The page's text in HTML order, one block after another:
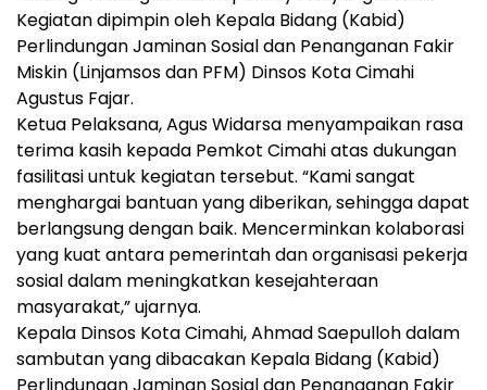
Kegiatan dipimpin oleh Kepala Bidang (Kabid)
Perlindungan Jaminan Sosial dan Penanganan Fakir
Miskin (Linjamsos dan PFM) Dinsos Kota Cimahi
Agustus Fajar.
Ketua Pelaksana, Agus Widarsa menyampaikan rasa
terima kasih kepada Pemkot Cimahi atas dukungan
fasilitasi untuk kegiatan tersebut. “Kami sangat
menghargai bantuan yang diberikan, sehingga dapat
berlangsung dengan baik. Mencerminkan kolaborasi
yang kuat antara pemerintah dan organisasi pekerja
sosial dalam meningkatkan kesejahteraan
masyarakat,” ujarnya.
Kepala Dinsos Kota Cimahi, Ahmad Saepulloh dalam
sambutan yang dibacakan Kepala Bidang (Kabid)
Perlindungan Jaminan Sosial dan Penanganan Fakir